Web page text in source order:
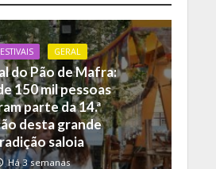
GERAL
do Pão de Mafra:
150 mil pessoas
parte da 14.ª
desta grande
saloia
Há 3 semanas